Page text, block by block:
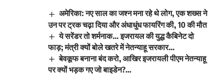
अमेरिका: नए साल का जश्न मना रहे थे लोग, एक शख्स ने
उन पर ट्रक चढ़ा दिया और अंधाधुंध फायरिंग की, 10 की मौत
ये सरेंडर तो शर्मनाक… इजरायल की युद्ध कैबिनेट दो
फाड़; मंत्री क्यों बोले खतरे में नेतन्याहू सरकार…
बेवकूफ बनाना बंद करो, आखिर इजरायली पीएम नेतन्याहू
पर क्यों भड़क गए जो बाइडेन?…